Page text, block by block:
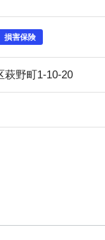
損害保険
萩野町1-10-20